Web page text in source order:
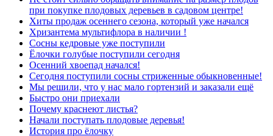
при покупке плодовых деревьев в садовом центре!
Хиты продаж осеннего сезона, который уже начался
Хризантема мультифлора в наличии !
Сосны кедровые уже поступили
Ёлочки голубые поступили сегодня
Осенний хвоепад начался!
Сегодня поступили сосны стриженные обыкновенные!
Мы решили, что у нас мало гортензий и заказали ещё
Быстро они приехали
Почему краснеют листья?
Начали поступать плодовые деревья!
История про ёлочку